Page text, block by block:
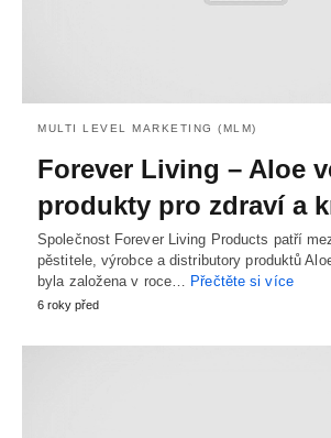
MULTI LEVEL MARKETING (MLM)
Forever Living – Aloe
produkty pro zdraví a
Společnost Forever Living Products patří
pěstitele, výrobce a distributory produktů
byla založena v roce… Přečtěte si více
6 roky před